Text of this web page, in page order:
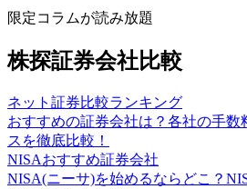
限定コラムが読み放題
株探証券会社比較
ネット証券比較ランキング
おすすめの証券会社は？各社の手
スを徹底比較！
NISAおすすめ証券会社
NISA(ニーサ)を始めるならどこ？